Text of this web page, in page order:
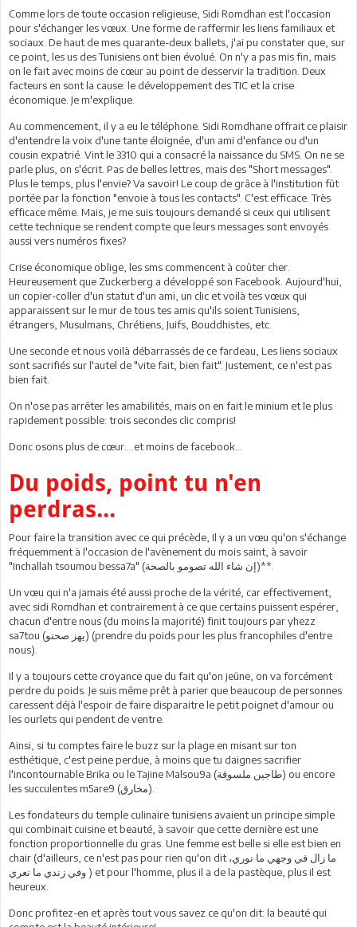
Comme lors de toute occasion religieuse, Sidi Romdhan est l'occasion
pour s'échanger les vœux. Une forme de raffermir les liens familiaux et
sociaux. De haut de mes quarante-deux ballets, j'ai pu constater que, sur
ce point, les us des Tunisiens ont bien évolué. On n'y a pas mis fin, mais
on le fait avec moins de cœur au point de desservir la tradition. Deux
facteurs en sont la cause: le développement des TIC et la crise
économique. Je m'explique.
Au commencement, il y a eu le téléphone. Sidi Romdhane offrait ce plaisir
d'entendre la voix d'une tante éloignée, d'un ami d'enfance ou d'un
cousin expatrié. Vint le 3310 qui a consacré la naissance du SMS. On ne se
parle plus, on s'écrit. Pas de belles lettres, mais des "Short messages".
Plus le temps, plus l'envie? Va savoir! Le coup de grâce à l'institution fût
portée par la fonction "envoie à tous les contacts". C'est efficace. Très
efficace même. Mais, je me suis toujours demandé si ceux qui utilisent
cette technique se rendent compte que leurs messages sont envoyés
aussi vers numéros fixes?
Crise économique oblige, les sms commencent à coûter cher.
Heureusement que Zuckerberg a développé son Facebook. Aujourd'hui,
un copier-coller d'un statut d'un ami, un clic et voilà tes vœux qui
apparaissent sur le mur de tous tes amis qu'ils soient Tunisiens,
étrangers, Musulmans, Chrétiens, Juifs, Bouddhistes, etc.
Une seconde et nous voilà débarrassés de ce fardeau, Les liens sociaux
sont sacrifiés sur l'autel de "vite fait, bien fait". Justement, ce n'est pas
bien fait.
On n'ose pas arrêter les amabilités, mais on en fait le minium et le plus
rapidement possible: trois secondes clic compris!
Donc osons plus de cœur….et moins de facebook…
Du poids, point tu n'en
perdras...
Pour faire la transition avec ce qui précède, Il y a un vœu qu'on s'échange
fréquemment à l'occasion de l'avènement du mois saint, à savoir
"Inchallah tsoumou bessa7a" (
إن شاء الله تصومو بالصحة )**.
Un vœu qui n'a jamais été aussi proche de la vérité, car effectivement,
avec sidi Romdhan et contrairement à ce que certains puissent espérer,
chacun d'entre nous (du moins la majorité) finit toujours par yhezz
sa7tou (
يهز صحتو
) (prendre du poids pour les plus francophiles d'entre
nous).
Il y a toujours cette croyance que du fait qu'on jeûne, on va forcément
perdre du poids. Je suis même prêt à parier que beaucoup de personnes
caressent déjà l'espoir de faire disparaitre le petit poignet d'amour ou
les ourlets qui pendent de ventre.
Ainsi, si tu comptes faire le buzz sur la plage en misant sur ton
esthétique, c'est peine perdue, à moins que tu daignes sacrifier
l'incontournable Brika ou le Tajine Malsou9a (
طاجين ملسوقة
) ou encore
les succulentes m5are9 (مخارق).
Les fondateurs du temple culinaire tunisiens avaient un principe simple
qui combinait cuisine et beauté, à savoir que cette dernière est une
fonction proportionnelle du gras. Une femme est belle si elle est bien en
chair (d'ailleurs, ce n'est pas pour rien qu'on dit
ما زال في وجهي ما نوري،
وفي زندي ما نعري
) et pour l'homme, plus il a de la pastèque, plus il est
heureux.
Donc profitez-en et après tout vous savez ce qu'on dit: la beauté qui